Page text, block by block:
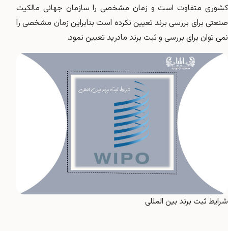
کشوری متفاوت است و زمان مشخصی را سازمان جهانی مالکیت
صنعتی برای بررسی برند تعیین نکرده است بنابراین زمان مشخصی را
نمی توان برای بررسی و ثبت برند مادرید تعیین نمود.
شرایط ثبت برند بین المللی